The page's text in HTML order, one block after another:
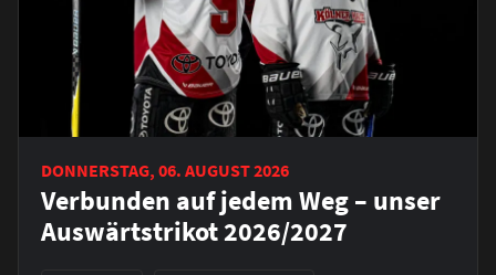
DONNERSTAG, 06. AUGUST 2026
Verbunden auf jedem Weg – unser
Auswärtstrikot 2026/2027